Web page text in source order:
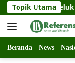
Langsung
ke
konten
Topik Utama
Perairan Teluk
Beranda News